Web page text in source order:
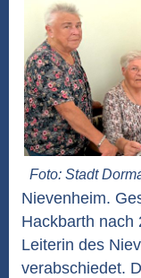
Foto: Stadt
Nievenheim.
Hackbarth nach
Leiterin des
verabschiedet.